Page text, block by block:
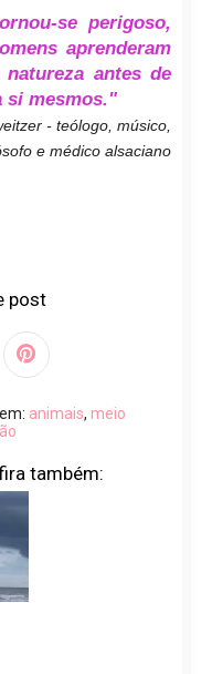
se perigoso,
aprenderam
antes de
si mesmos."
- teólogo, músico,
e médico alsaciano
post
animais, meio
também: